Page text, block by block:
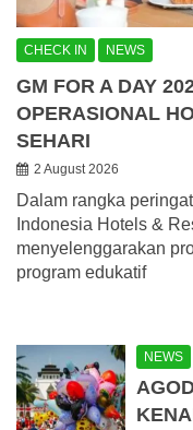
CHECK IN NEWS
GM FOR A DAY
OPERASIONAL
SEHARI
2 August 2026
Dalam rangka
Indonesia Hotels &
menyelenggarakan
program edukatif
NEWS